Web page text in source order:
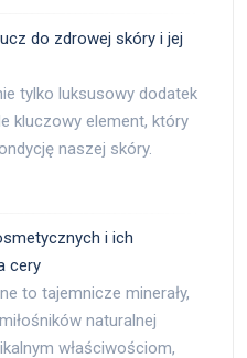
do zdrowej skóry i jej
tylko luksusowy dodatek
kluczowy element, który
naszej skóry.
i ich
cery
to tajemnicze minerały,
naturalnej
właściwościom,